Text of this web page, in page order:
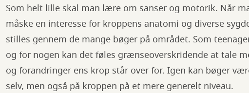
Som helt lille skal man lære om sanser og motorik. Når
måske en interesse for kroppens anatomi og diverse
stilles gennem de mange bøger på området. Som
og for nogen kan det føles grænseoverskridende at tale
og forandringer ens krop står over for. Igen kan bøger
selv, men også på kroppen på et mere generelt niveau.